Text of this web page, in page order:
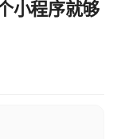
小程序就够